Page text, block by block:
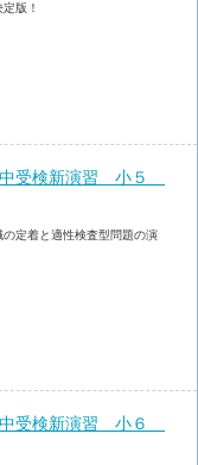
版！
受検新演習 小５
の定着と適性検査型問題の演
受検新演習 小６